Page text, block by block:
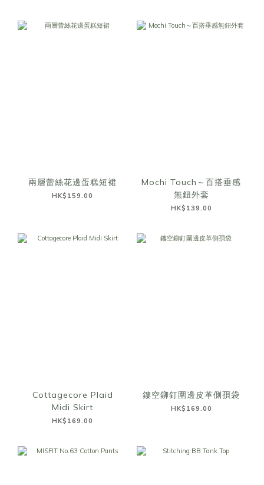
兩層蕾絲花邊蛋糕短裙
HK$159.00
Mochi Touch～百搭垂感
無鈕外套
HK$139.00
Cottagecore Plaid
Midi Skirt
HK$169.00
鏤空鉚釘圍邊皮革側孭袋
HK$169.00